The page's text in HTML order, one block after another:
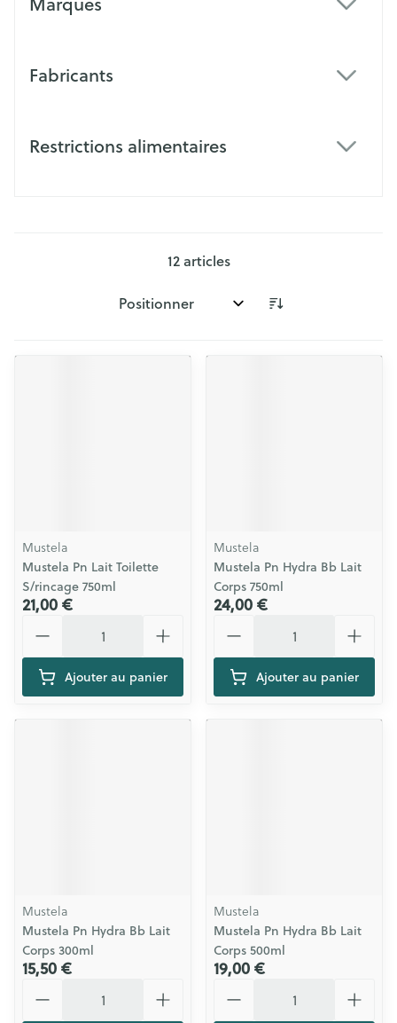
Fabricants
Restrictions alimentaires
12articles
Trier par:
Mustela
Mustela Pn Lait Toilette
S/rincage 750ml
21,00 €
Ajouter au panier
Mustela
Mustela Pn Hydra Bb Lait
Corps 750ml
24,00 €
Ajouter au panier
Mustela
Mustela Pn Hydra Bb Lait
Corps 300ml
15,50 €
Mustela
Mustela Pn Hydra Bb Lait
Corps 500ml
19,00 €